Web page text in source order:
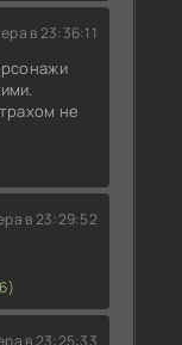
в 23:36:11
не
в 23:29:52